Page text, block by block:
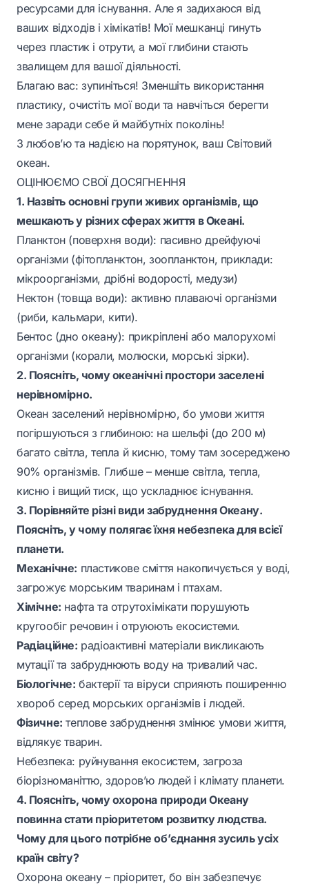
ресурсами для існування. Але я задихаюся від
ваших відходів і хімікатів! Мої мешканці гинуть
через пластик і отрути, а мої глибини стають
звалищем для вашої діяльності.
Благаю вас: зупиніться! Зменшіть використання
пластику, очистіть мої води та навчіться берегти
мене заради себе й майбутніх поколінь!
З любов’ю та надією на порятунок, ваш Світовий
океан.
ОЦІНЮЄМО СВОЇ ДОСЯГНЕННЯ
1. Назвіть основні групи живих організмів, що
мешкають у різних сферах життя в Океані.
Планктон (поверхня води): пасивно дрейфуючі
організми (фітопланктон, зоопланктон, приклади:
мікроорганізми, дрібні водорості, медузи)
Нектон (товща води): активно плаваючі організми
(риби, кальмари, кити).
Бентос (дно океану): прикріплені або малорухомі
організми (корали, молюски, морські зірки).
2. Поясніть, чому океанічні простори заселені
нерівномірно.
Океан заселений нерівномірно, бо умови життя
погіршуються з глибиною: на шельфі (до 200 м)
багато світла, тепла й кисню, тому там зосереджено
90% організмів. Глибше – менше світла, тепла,
кисню і вищий тиск, що ускладнює існування.
3. Порівняйте різні види забруднення Океану.
Поясніть, у чому полягає їхня небезпека для всієї
планети.
Механічне: пластикове сміття накопичується у воді,
загрожує морським тваринам і птахам.
Хімічне: нафта та отрутохімікати порушують
кругообіг речовин і отруюють екосистеми.
Радіаційне: радіоактивні матеріали викликають
мутації та забруднюють воду на тривалий час.
Біологічне: бактерії та віруси сприяють поширенню
хвороб серед морських організмів і людей.
Фізичне: теплове забруднення змінює умови життя,
відлякує тварин.
Небезпека: руйнування екосистем, загроза
біорізноманіттю, здоров’ю людей і клімату планети.
4. Поясніть, чому охорона природи Океану
повинна стати пріоритетом розвитку людства.
Чому для цього потрібне об’єднання зусиль усіх
країн світу?
Охорона океану – пріоритет, бо він забезпечує